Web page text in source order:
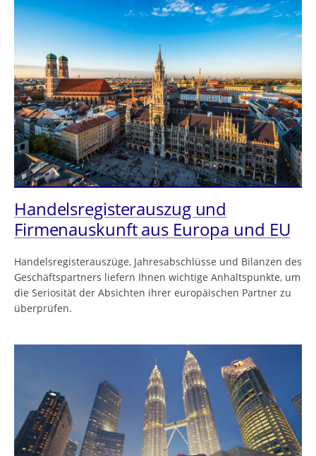
Handelsregisterauszug und
Firmenauskunft aus Europa und EU
Handelsregisterauszüge, Jahresabschlüsse und Bilanzen des
Geschäftspartners liefern Ihnen wichtige Anhaltspunkte, um
die Seriosität der Absichten ihrer europäischen Partner zu
überprüfen.